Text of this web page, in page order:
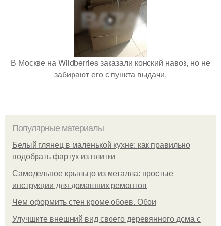
В Москве на Wildberries заказали конский навоз, но не
забирают его с пункта выдачи.
Популярные материалы
Белый глянец в маленькой кухне: как правильно
подобрать фартук из плитки
Самодельное крыльцо из металла: простые
инструкции для домашних ремонтов
Чем оформить стен кроме обоев. Обои
Улучшите внешний вид своего деревянного дома с